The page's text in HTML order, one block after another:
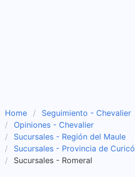
Home
Seguimiento - Chevalier
Opiniones - Chevalier
Sucursales - Región del Maule
Sucursales - Provincia de Curicó
Sucursales - Romeral